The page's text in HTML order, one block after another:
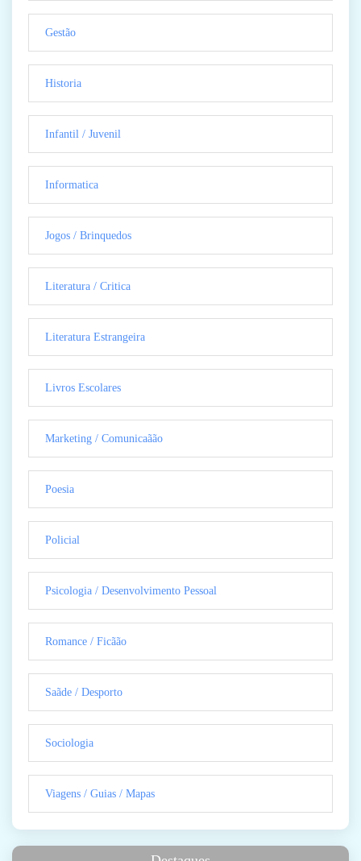
Gestão
Historia
Infantil / Juvenil
Informatica
Jogos / Brinquedos
Literatura / Critica
Literatura Estrangeira
Livros Escolares
Marketing / Comunicaãão
Poesia
Policial
Psicologia / Desenvolvimento Pessoal
Romance / Ficãão
Saãde / Desporto
Sociologia
Viagens / Guias / Mapas